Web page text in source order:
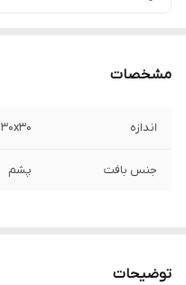
مشخصات
اندازه 30x30 سانتیمتر
جنس بافت پشم
توضیحات